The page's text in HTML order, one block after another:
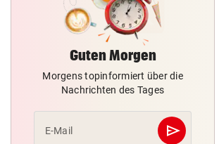
Guten Morgen
Morgens topinformiert über die
Nachrichten des Tages
E-Mail send
Abschicken